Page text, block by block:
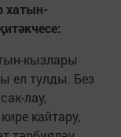
хатын-
кызлары
ел тулды. Без
лау,
кайтару,